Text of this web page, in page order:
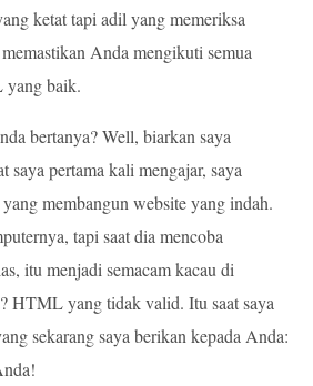
ketat tapi adil yang memeriksa
Anda mengikuti semua
yang baik.
bertanya? Well, biarkan saya
saya pertama kali mengajar, saya
membangun website yang indah.
tapi saat dia mencoba
itu menjadi semacam kacau di
HTML yang tidak valid. Itu saat saya
sekarang saya berikan kepada Anda: